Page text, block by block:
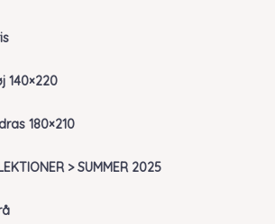
140×220
180×210
> SUMMER 2025